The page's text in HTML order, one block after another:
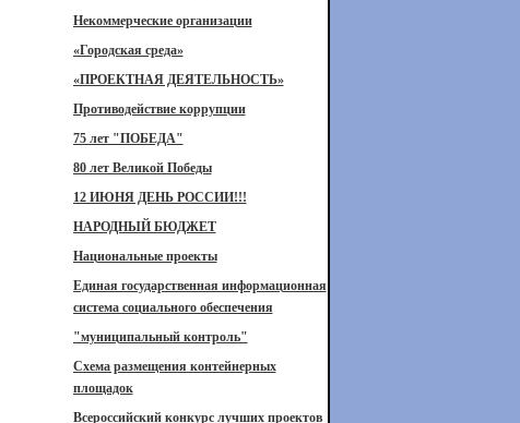
Некоммерческие организации
«Городская среда»
«ПРОЕКТНАЯ ДЕЯТЕЛЬНОСТЬ»
Противодействие коррупции
75 лет "ПОБЕДА"
80 лет Великой Победы
12 ИЮНЯ ДЕНЬ РОССИИ!!!
НАРОДНЫЙ БЮДЖЕТ
Национальные проекты
Единая государственная информационная
система социального обеспечения
"муниципальный контроль"
Схема размещения контейнерных
площадок
Всероссийский конкурс лучших проектов